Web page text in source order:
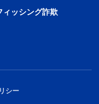
ィッシング詐欺
シー